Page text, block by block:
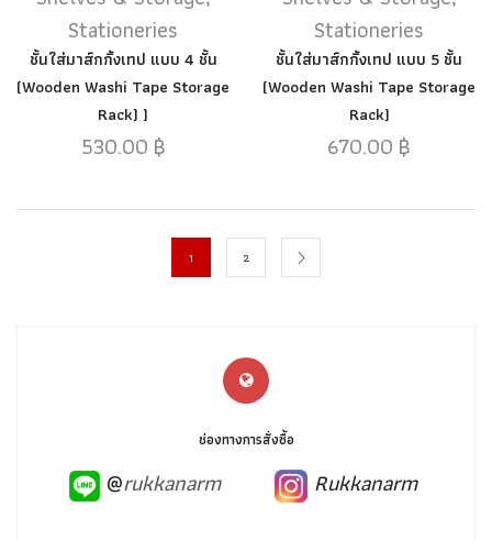
Stationeries
ชั้นใส่มาส์กกิ้งเทป แบบ 4 ชั้น
(Wooden Washi Tape Storage
Rack) )
530.00 ฿
Stationeries
ชั้นใส่มาส์กกิ้งเทป แบบ 5 ชั้น
(Wooden Washi Tape Storage
Rack)
670.00 ฿
1 2
ช่องทางการสั่งซื้อ
@rukkanarm Rukkanarm